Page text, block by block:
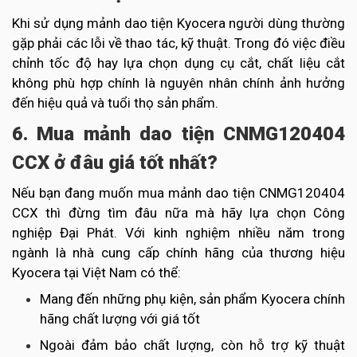
Khi sử dụng mảnh dao tiện Kyocera người dùng thường
gặp phải các lỗi về thao tác, kỹ thuật. Trong đó việc điều
chỉnh tốc độ hay lựa chọn dụng cụ cắt, chất liệu cắt
không phù hợp chính là nguyên nhân chính ảnh hưởng
đến hiệu quả và tuổi thọ sản phẩm.
6. Mua mảnh dao tiện CNMG120404
CCX ở đâu giá tốt nhất?
Nếu bạn đang muốn mua mảnh dao tiện CNMG120404
CCX thì đừng tìm đâu nữa mà hãy lựa chọn Công
nghiệp Đại Phát. Với kinh nghiệm nhiều năm trong
ngành là nhà cung cấp chính hãng của thương hiệu
Kyocera tại Việt Nam có thể:
Mang đến những phụ kiện, sản phẩm Kyocera chính
hãng chất lượng với giá tốt
Ngoài đảm bảo chất lượng, còn hỗ trợ kỹ thuật